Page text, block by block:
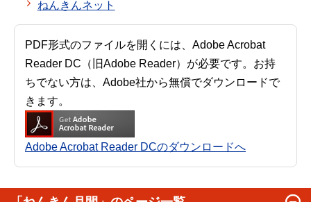
ねんきんネット
PDF形式のファイルを開くには、Adobe Acrobat
Reader DC（旧Adobe Reader）が必要です。お持
ちでない方は、Adobe社から無償でダウンロードで
きます。
Adobe Acrobat Reader DCのダウンロードへ